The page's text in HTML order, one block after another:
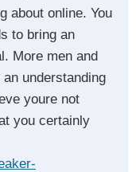
about online. You
to bring an
More men and
understanding
youre not
you certainly